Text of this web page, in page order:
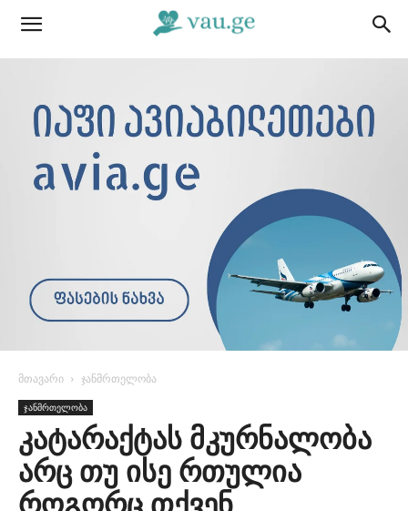
მთავარი ჯანმრთელობა
ჯანმრთელობა
კატარაქტას მკურნალობა
არც თუ ისე რთულია
როგორც თქვენ